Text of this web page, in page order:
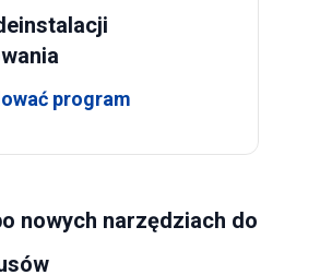
program
nowych narzędziach do